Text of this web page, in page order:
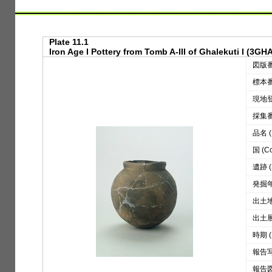
Plate 11.1
Iron Age I Pottery from Tomb A-III of Ghalekuti I
図版
標本
現地
採集
品名
国
遺跡
発掘
出土
出土
時期
報告
報告